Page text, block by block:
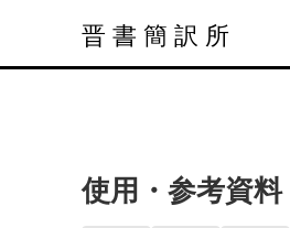
晋書簡訳所
使用・参考資料